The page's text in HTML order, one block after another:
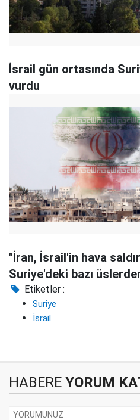
İsrail gün ortasında
vurdu
"İran, İsrail'in hava
Suriye'deki bazı
Etiketler :
Suriye
İsrail
HABERE YORUM